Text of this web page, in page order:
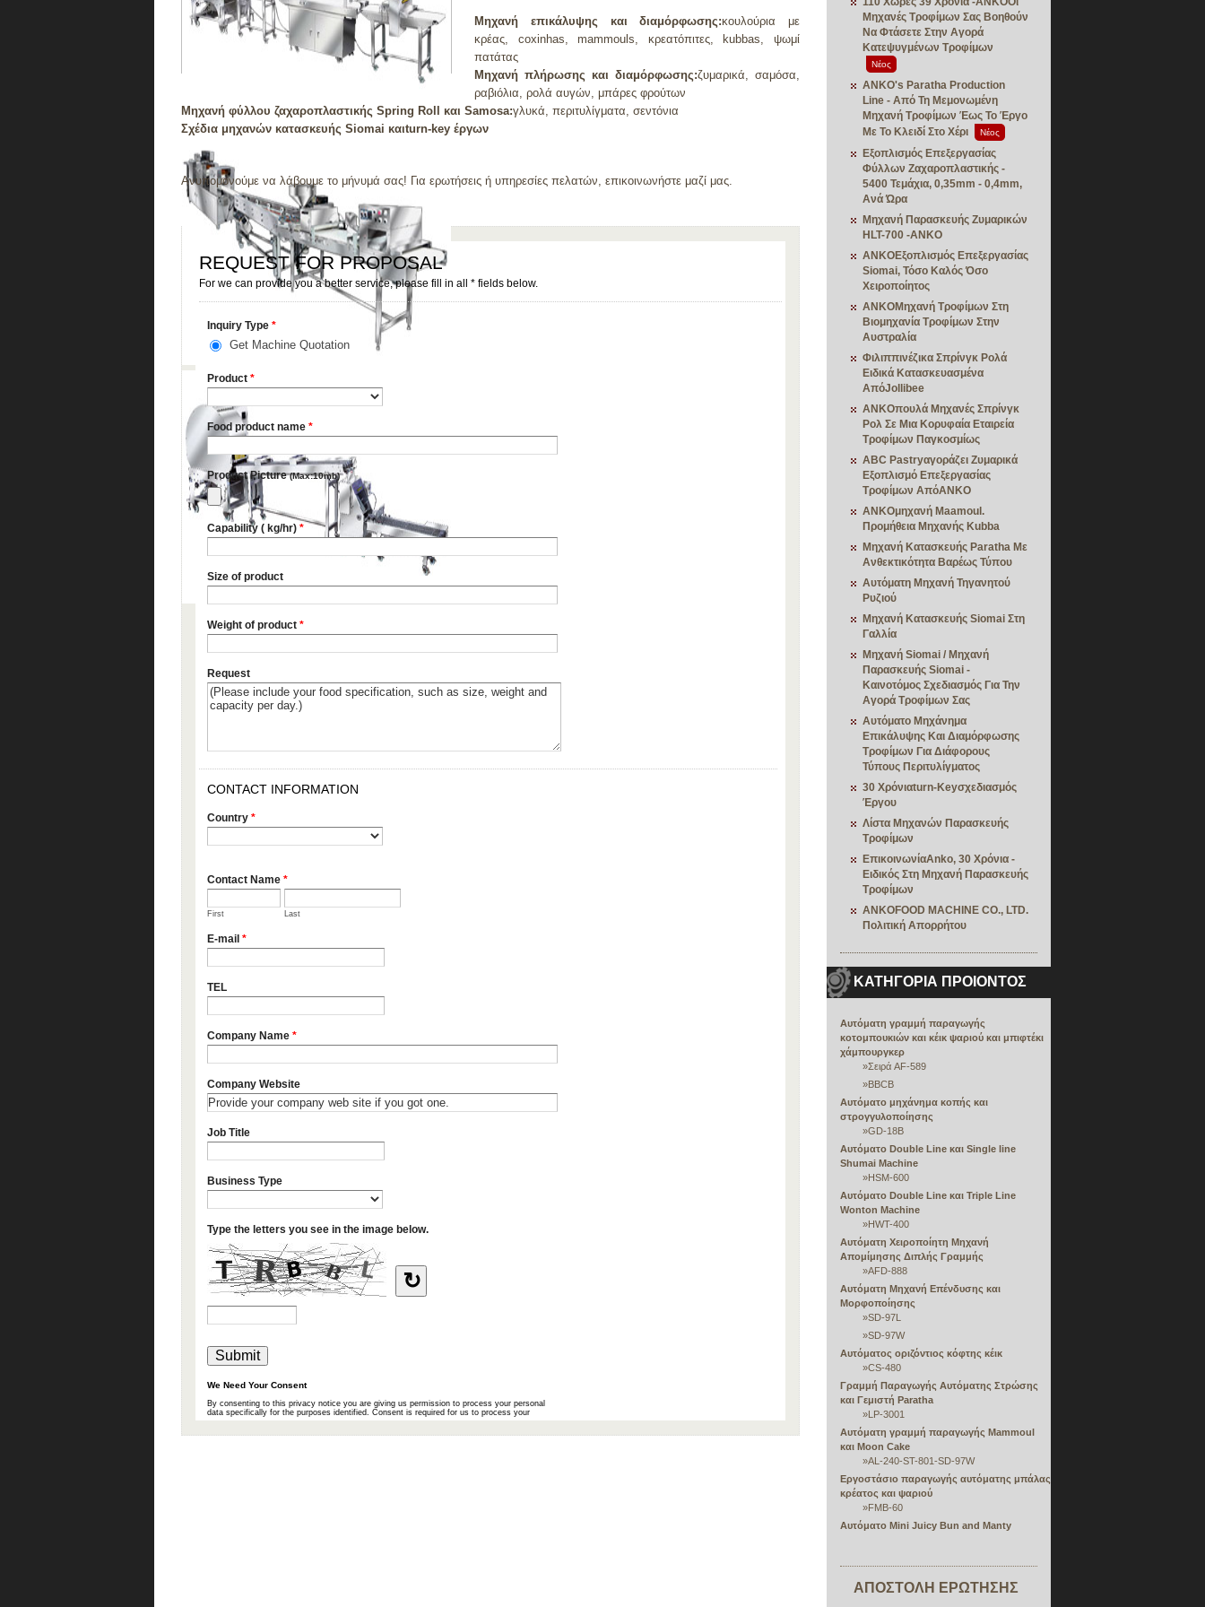
Μηχανή επικάλυψης και διαμόρφωσης:κουλούρια με
κρέας, coxinhas, mammouls, κρεατόπιτες, kubbas, ψωμί
πατάτας
Μηχανή πλήρωσης και διαμόρφωσης:ζυμαρικά, σαμόσα,
ραβιόλια, ρολά αυγών, μπάρες φρούτων
Μηχανή φύλλου ζαχαροπλαστικής Spring Roll και Samosa:γλυκά, περιτυλίγματα, σεντόνια
Σχέδια μηχανών κατασκευής Siomai καιturn-key έργων
Ανυπομονούμε να λάβουμε το μήνυμά σας! Για ερωτήσεις ή υπηρεσίες πελατών, επικοινωνήστε μαζί μας.
Μηχανές Τροφίμων Σας Βοηθούν
Να Φτάσετε Στην Αγορά
Κατεψυγμένων Τροφίμων
Νέος
ANKO's Paratha Production
Line - Από Τη Μεμονωμένη
Μηχανή Τροφίμων Έως Το Έργο
Με Το Κλειδί Στο Χέρι
Νέος
Εξοπλισμός Επεξεργασίας
Φύλλων Ζαχαροπλαστικής -
5400 Τεμάχια, 0,35mm - 0,4mm,
Ανά Ώρα
Μηχανή Παρασκευής Ζυμαρικών
HLT-700 -ANKO
ANKOΕξοπλισμός Επεξεργασίας
Siomai, Τόσο Καλός Όσο
Χειροποίητος
ANKOΜηχανή Τροφίμων Στη
Βιομηχανία Τροφίμων Στην
Αυστραλία
Φιλιππινέζικα Σπρίνγκ Ρολά
Ειδικά Κατασκευασμένα
ΑπόJollibee
ANKOπουλά Μηχανές Σπρίνγκ
Ρολ Σε Μια Κορυφαία Εταιρεία
Τροφίμων Παγκοσμίως
ABC Pastryαγοράζει Ζυμαρικά
Εξοπλισμό Επεξεργασίας
Τροφίμων ΑπόANKO
ANKOμηχανή Maamoul.
Προμήθεια Μηχανής Kubba
Μηχανή Κατασκευής Paratha Με
Ανθεκτικότητα Βαρέως Τύπου
Αυτόματη Μηχανή Τηγανητού
Ρυζιού
Μηχανή Κατασκευής Siomai Στη
Γαλλία
Μηχανή Siomai / Μηχανή
Παρασκευής Siomai -
Καινοτόμος Σχεδιασμός Για Την
Αγορά Τροφίμων Σας
Αυτόματο Μηχάνημα
Επικάλυψης Και Διαμόρφωσης
Τροφίμων Για Διάφορους
Τύπους Περιτυλίγματος
30 Χρόνιαturn-Keyσχεδιασμός
Έργου
Λίστα Μηχανών Παρασκευής
Τροφίμων
ΕπικοινωνίαAnko, 30 Χρόνια -
Ειδικός Στη Μηχανή Παρασκευής
Τροφίμων
ANKOFOOD MACHINE CO., LTD.
Πολιτική Απορρήτου
ΚΑΤΗΓΟΡΙΑ ΠΡΟΙΟΝΤΟΣ
Αυτόματη γραμμή παραγωγής
κοτομπουκιών και κέικ ψαριού και μπιφτέκι
χάμπουργκερ
»Σειρά AF-589
»BBCB
Αυτόματο μηχάνημα κοπής και
στρογγυλοποίησης
»GD-18B
Αυτόματο Double Line και Single line
Shumai Machine
»HSM-600
Αυτόματο Double Line και Triple Line
Wonton Machine
»HWT-400
Αυτόματη Χειροποίητη Μηχανή
Απομίμησης Διπλής Γραμμής
»AFD-888
Αυτόματη Μηχανή Επένδυσης και
Μορφοποίησης
»SD-97L
»SD-97W
Αυτόματος οριζόντιος κόφτης κέικ
»CS-480
Γραμμή Παραγωγής Αυτόματης Στρώσης
και Γεμιστή Paratha
»LP-3001
Αυτόματη γραμμή παραγωγής Mammoul
και Moon Cake
»AL-240-ST-801-SD-97W
Εργοστάσιο παραγωγής αυτόματης μπάλας
κρέατος και ψαριού
»FMB-60
Αυτόματο Mini Juicy Bun and Manty
πολλαπλών λειτουργιών, πλήρωσης,
ΑΠΟΣΤΟΛΗ ΕΡΩΤΗΣΗΣ